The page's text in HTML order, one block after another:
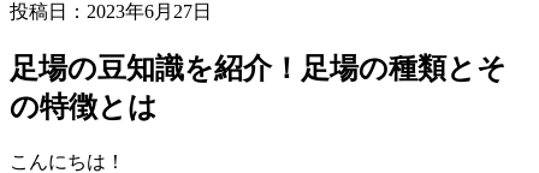
投稿日：2023年6月27日
足場の豆知識を紹介！足場の種類とそ
の特徴とは
こんにちは！